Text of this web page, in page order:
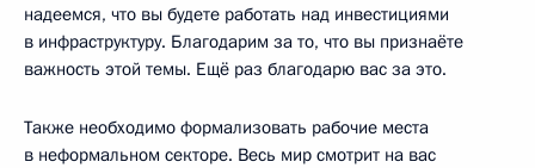
надеемся, что вы будете работать над инвестициями
в инфраструктуру. Благодарим за то, что вы признаёте
важность этой темы. Ещё раз благодарю вас за это.
Также необходимо формализовать рабочие места
в неформальном секторе. Весь мир смотрит на вас